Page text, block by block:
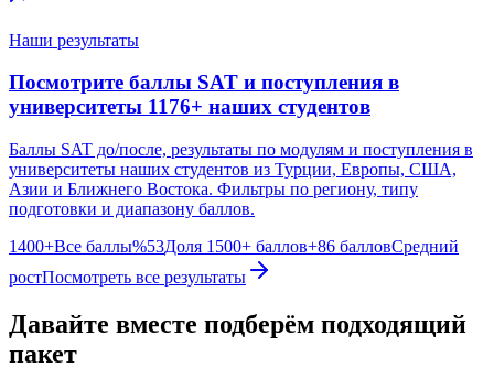
Наши результаты
Посмотрите баллы SAT и поступления в
университеты 1176+ наших студентов
Баллы SAT до/после, результаты по модулям и поступления в
университеты наших студентов из Турции, Европы, США,
Азии и Ближнего Востока. Фильтры по региону, типу
подготовки и диапазону баллов.
1400+Все баллы%53Доля 1500+ баллов+86 балловСредний
ростПосмотреть все результаты
Давайте вместе подберём подходящий
пакет